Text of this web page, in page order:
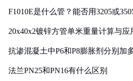
F1010E是什么管？能否用3205或
20x40x2镀锌方管单米重量计算与应
抗渗混凝土中P6和P8膨胀剂分别加
法兰PN25和PN16有什么区别